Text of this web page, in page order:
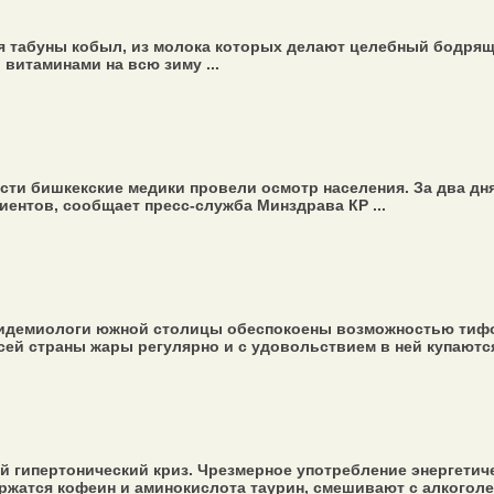
кобыл, из молока которых делают целебный
витаминами на всю зиму ...
бишкекские медики провели осмотр населения. За два
сообщает пресс-служба Минздрава КР ...
южной столицы обеспокоены возможностью
страны жары регулярно и с удовольствием в ней
криз. Чрезмерное употребление
кофеин и аминокислота таурин, смешивают с